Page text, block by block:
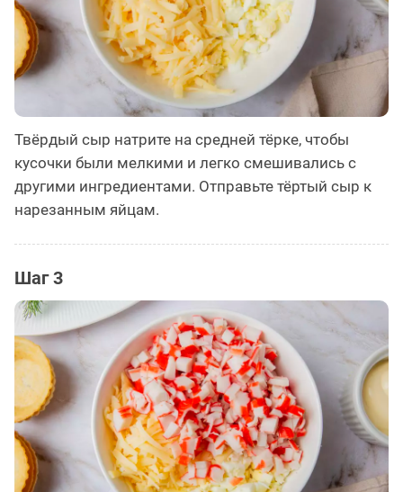
Твёрдый сыр натрите на средней тёрке, чтобы
кусочки были мелкими и легко смешивались с
другими ингредиентами. Отправьте тёртый сыр к
нарезанным яйцам.
Шаг 3